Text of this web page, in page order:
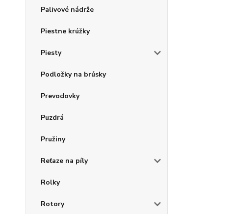
Palivové nádrže
Piestne krúžky
Piesty
Podložky na brúsky
Prevodovky
Puzdrá
Pružiny
Reťaze na píly
Rolky
Rotory